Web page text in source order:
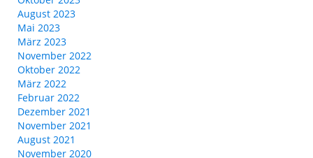
August 2023
Mai 2023
März 2023
November 2022
Oktober 2022
März 2022
Februar 2022
Dezember 2021
November 2021
August 2021
November 2020